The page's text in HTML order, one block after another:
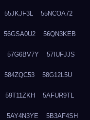
55JKJF3L 55NCOA72
56GSA0U2 56QN3KEB
57G6BV7Y 57IUFJJS
584ZQC53 58G12L5U
59T11ZKH 5AFUR9TL
5AY4N3YE 5B3AF4SH